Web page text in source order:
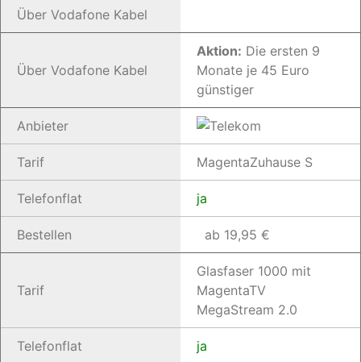
Über Vodafone Kabel
Über Vodafone Kabel
Aktion: Die ersten 9
Monate je 45 Euro
günstiger
Anbieter
Tarif MagentaZuhause S
Telefonflat ja
Bestellen ab 19,95 €
Tarif
Glasfaser 1000 mit
MagentaTV
MegaStream 2.0
Telefonflat ja